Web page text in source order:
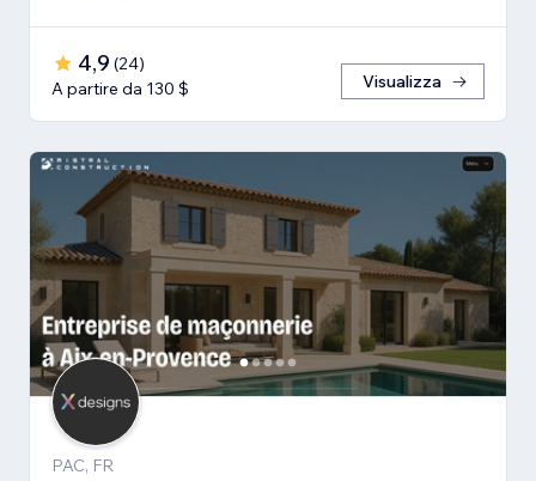
4,9 (24)
A partire da 130 $
Visualizza
PAC, FR